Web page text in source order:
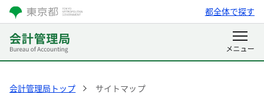
都全体で探す
会計管理局トップ サイトマップ